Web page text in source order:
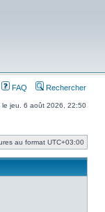
FAQ Rechercher
le jeu. 6 août 2026, 22:50
au format UTC+03:00